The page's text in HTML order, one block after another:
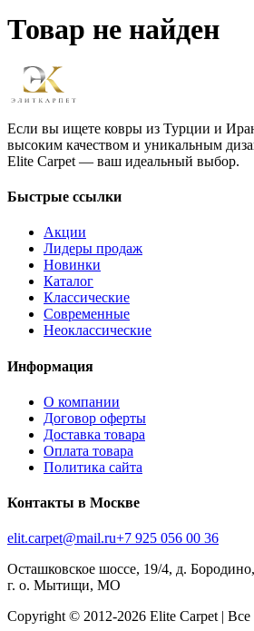
Товар не найден
Если вы ищете ковры из Турции и
высоким качеством и уникальным
Elite Carpet — ваш идеальный выбор.
Быстрые ссылки
Акции
Лидеры продаж
Новинки
Каталог
Классические
Современные
Неоклассические
Информация
О компании
Договор оферты
Доставка товара
Оплата товара
Политика сайта
Контакты в Москве
elit.carpet@mail.ru+7 925 056 00 36
Осташковское шоссе, 19/4, д. Бородино,
г. о. Мытищи, МО
Copyright © 2012-2026 Elite Carpet |